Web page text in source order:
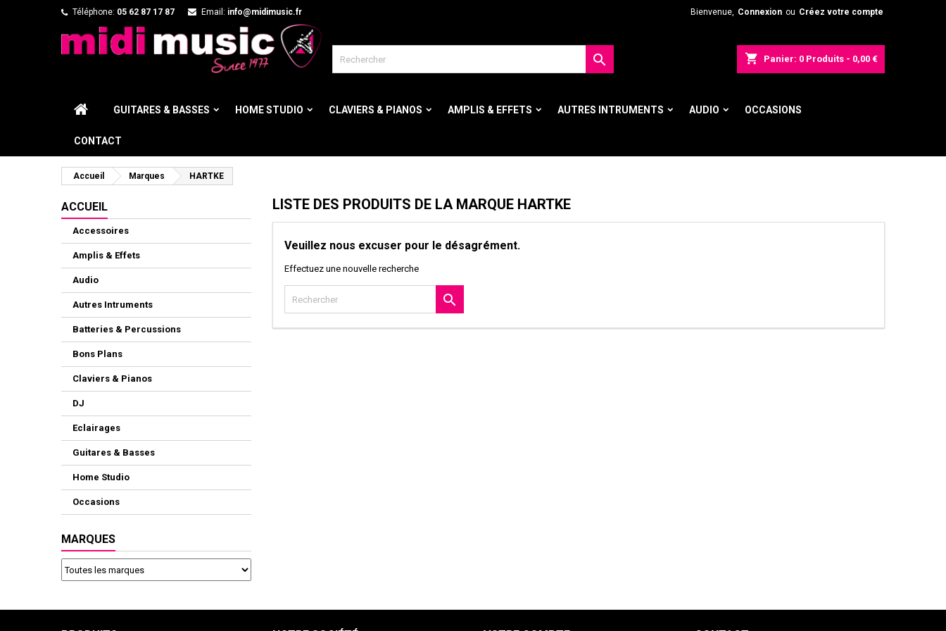
Téléphone: 05 62 87 17 87 Email: info@midimusic.fr Bienvenue, Connexion ou Créez votre compte
shopping_cart Panier: 0 Produits - 0,00 €

GUITARES & BASSES HOME STUDIO CLAVIERS & PIANOS AMPLIS & EFFETS AUTRES INTRUMENTS AUDIO OCCASIONS
CONTACT
Accueil Marques HARTKE
ACCUEIL
Accessoires
Amplis & Effets
Audio
Autres Intruments
Batteries & Percussions
Bons Plans
Claviers & Pianos
DJ
Eclairages
Guitares & Basses
Home Studio
Occasions
MARQUES
LISTE DES PRODUITS DE LA MARQUE HARTKE
Veuillez nous excuser pour le désagrément.
Effectuez une nouvelle recherche
